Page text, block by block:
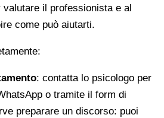
il professionista e al
come può aiutarti.
: contatta lo psicologo per
o tramite il form di
preparare un discorso: puoi